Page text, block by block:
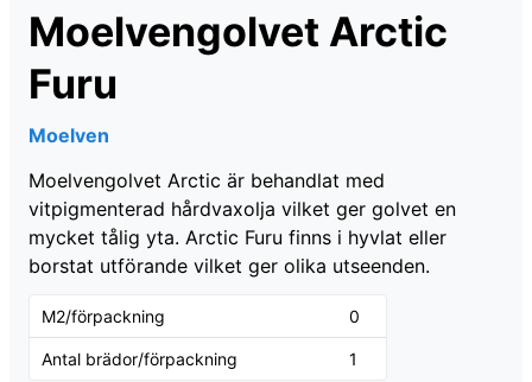
Moelvengolvet Arctic
Furu
Moelven
Moelvengolvet Arctic är behandlat med
vitpigmenterad hårdvaxolja vilket ger golvet en
mycket tålig yta. Arctic Furu finns i hyvlat eller
borstat utförande vilket ger olika utseenden.
M2/förpackning 0
Antal brädor/förpackning 1